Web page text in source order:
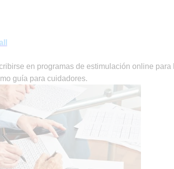
en programas de estimulación online
guía para cuidadores.